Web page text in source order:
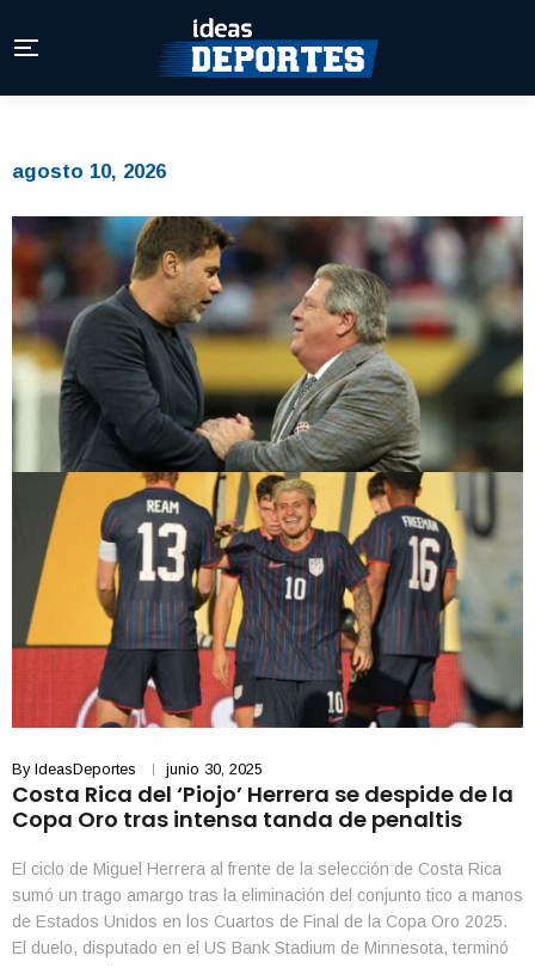
agosto 10, 2026
By IdeasDeportes junio 30, 2025
Costa Rica del ‘Piojo’ Herrera se despide de la
Copa Oro tras intensa tanda de penaltis
El ciclo de Miguel Herrera al frente de la selección de Costa Rica
sumó un trago amargo tras la eliminación del conjunto tico a manos
de Estados Unidos en los Cuartos de Final de la Copa Oro 2025.
El duelo, disputado en el US Bank Stadium de Minnesota, terminó